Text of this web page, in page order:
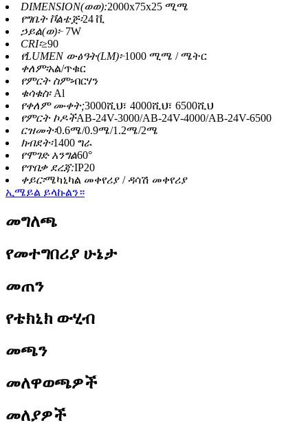
DIMENSION(ወወ):2000x75x25 ሚሜ
የግቤት ቮልቴጅ፡24 ቪ
ኃይል(ወ)፦7W
CRI፡≥90
የLUMEN ውፅዓት(LM)፦1000 ሚሜ / ሜትር
ቀለም፡አል/ጥቁር
የምርት ስም፡ብርሃን
ቁሳቁስ፡Al
የቀለም ሙቀት;3000ሺህ፣ 4000ሺህ፣ 6500ሺህ
የምርት ኮዶችAB-24V-3000/AB-24V-4000/AB-24V-6500
ርዝመት፡0.6ሜ/0.9ሜ/1.2ሜ/2ሜ
ክብደት፡1400 ግራ
የሞገድ አንግል60°
የጥበቃ ደረጃ:IP20
ቀይር፡ሜካኒካል መቀየሪያ / ዳሳሽ መቀየሪያ
ኢሜይል ይላኩልን።
መግለጫ
የመተግበሪያ ሁኔታ
መጠን
የቴክኒክ ውሂብ
መጫን
መለዋወጫዎች
መለያዎች